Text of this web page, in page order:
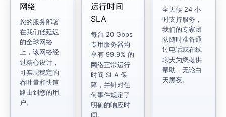
网络
您的服务部署
在我们低延迟
的全球网络
上，该网络经
过精心设计，
可实现稳定的
吞吐量和快速
路由到您的用
户。
运行时间
SLA
每台 20 Gbps
专用服务器均
享有 99.9% 的
网络正常运行
时间 SLA 保
障，并针对任
何事件规定了
明确的响应时
间。
全天候 24 小
时支持服务，
我们的专家团
队随时准备通
过电话或在线
聊天为您提供
帮助，无论白
天黑夜。